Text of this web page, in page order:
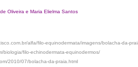
Oliveira e Maria Elielma Santos
alfa/filo-equinodermata/imagens/bolacha-da-
biologia/filo-echinodermata-equinodermos/
2010/07/bolacha-da-praia.html